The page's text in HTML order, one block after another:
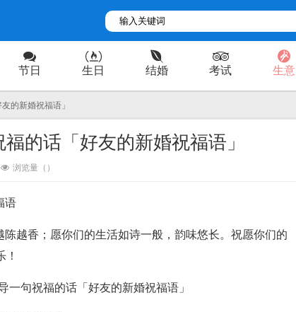
节日 生日 结婚 考试 生意
的新婚祝福语」
的话「好友的新婚祝福语」
浏览量（ ）
语
越香；愿你们的生活如诗一般，韵味悠长。祝愿你们的